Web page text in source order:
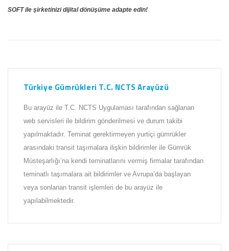
SOFT ile şirketinizi dijital dönüşüme adapte edin!
Türkiye Gümrükleri T.C. NCTS Arayüzü
Bu arayüz ile T.C. NCTS Uygulaması tarafından sağlanan
web servisleri ile bildirim gönderilmesi ve durum takibi
yapılmaktadır. Teminat gerektirmeyen yurtiçi gümrükler
arasındaki transit taşımalara ilişkin bildirimler ile Gümrük
Müsteşarlığı’na kendi teminatlarını vermiş firmalar tarafından
teminatlı taşımalara ait bildirimler ve Avrupa’da başlayan
veya sonlanan transit işlemleri de bu arayüz ile
yapılabilmektedir.